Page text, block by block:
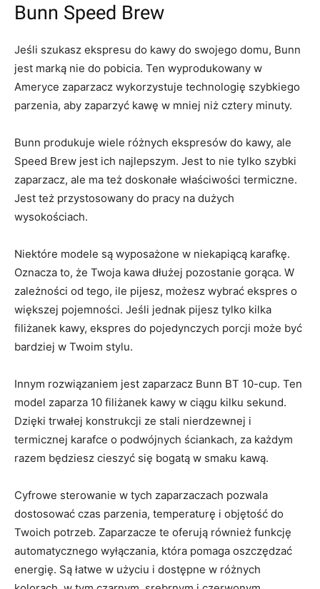
Bunn Speed Brew
Jeśli szukasz ekspresu do kawy do swojego domu, Bunn
jest marką nie do pobicia. Ten wyprodukowany w
Ameryce zaparzacz wykorzystuje technologię szybkiego
parzenia, aby zaparzyć kawę w mniej niż cztery minuty.
Bunn produkuje wiele różnych ekspresów do kawy, ale
Speed Brew jest ich najlepszym. Jest to nie tylko szybki
zaparzacz, ale ma też doskonałe właściwości termiczne.
Jest też przystosowany do pracy na dużych
wysokościach.
Niektóre modele są wyposażone w niekapiącą karafkę.
Oznacza to, że Twoja kawa dłużej pozostanie gorąca. W
zależności od tego, ile pijesz, możesz wybrać ekspres o
większej pojemności. Jeśli jednak pijesz tylko kilka
filiżanek kawy, ekspres do pojedynczych porcji może być
bardziej w Twoim stylu.
Innym rozwiązaniem jest zaparzacz Bunn BT 10-cup. Ten
model zaparza 10 filiżanek kawy w ciągu kilku sekund.
Dzięki trwałej konstrukcji ze stali nierdzewnej i
termicznej karafce o podwójnych ściankach, za każdym
razem będziesz cieszyć się bogatą w smaku kawą.
Cyfrowe sterowanie w tych zaparzaczach pozwala
dostosować czas parzenia, temperaturę i objętość do
Twoich potrzeb. Zaparzacze te oferują również funkcję
automatycznego wyłączania, która pomaga oszczędzać
energię. Są łatwe w użyciu i dostępne w różnych